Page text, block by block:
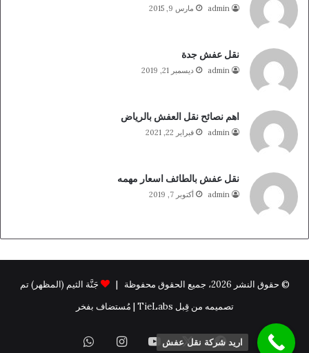
admin مارس 9, 2015
نقل عفش جدة
admin ديسمبر 21, 2019
اهم نصائح نقل العفش بالرياض
admin فبراير 22, 2021
نقل عفش بالطائف اسعار مهمه
admin أكتوبر 7, 2019
© حقوق النشر 2026، جميع الحقوق محفوظة |
جَنَّة الثيم (المظهر) تم
تصميمه من قِبل TieLabs | مُستضاف بفخر
فيسبوك
X يوتيوبانستقرامواتساب اريد شركة نقل عفش